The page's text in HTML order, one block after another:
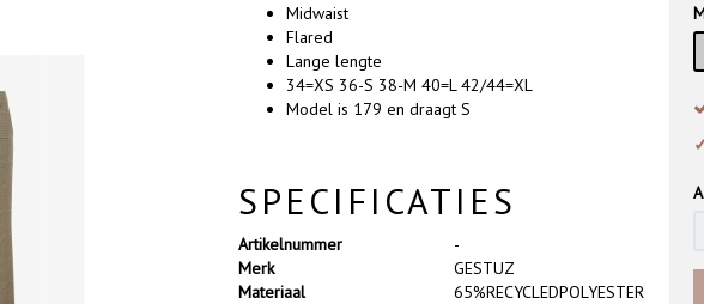
Midwaist
Flared
Lange lengte
34=XS 36-S 38-M 40=L 42/44=XL
Model is 179 en draagt S
SPECIFICATIES
Artikelnummer
-
Merk
GESTUZ
Materiaal
65%RECYCLEDPOLYESTER